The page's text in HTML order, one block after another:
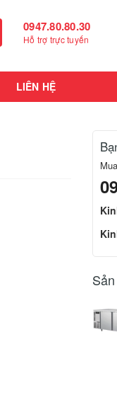
0947.80.80.30
Hỗ trợ trực tuyến
LIÊN HỆ